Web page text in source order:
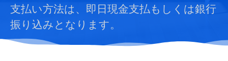
支払い方法は、即日現金支払もしくは銀行
振り込みとなります。